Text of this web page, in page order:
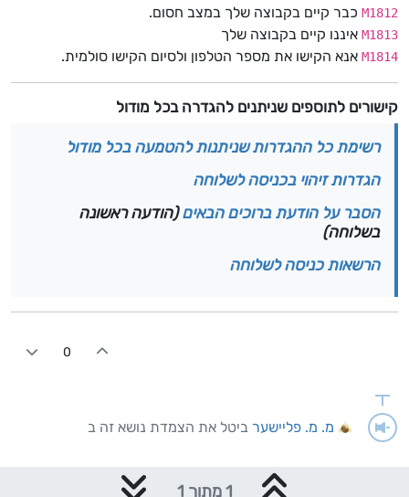
M1812 כבר קיים בקבוצה שלך במצב חסום.
M1813 איננו קיים בקבוצה שלך
M1814 אנא הקישו את מספר הטלפון ולסיום הקישו סולמית.
קישורים לתוספים שניתנים להגדרה בכל מודול
רשימת כל ההגדרות שניתנות להטמעה בכל מודול
הגדרות זיהוי בכניסה לשלוחה
הסבר על הודעת ברוכים הבאים(הודעה ראשונה
בשלוחה)
הרשאות כניסה לשלוחה
0
מ. מ. פליישער ביטל את הצמדת נושא זה ב
1 מתוך 1